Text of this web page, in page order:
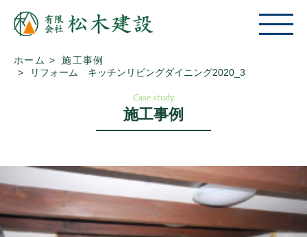
ホーム
施工事例
リフォーム キッチンリビングダイニング2020_3
Case study
施工事例